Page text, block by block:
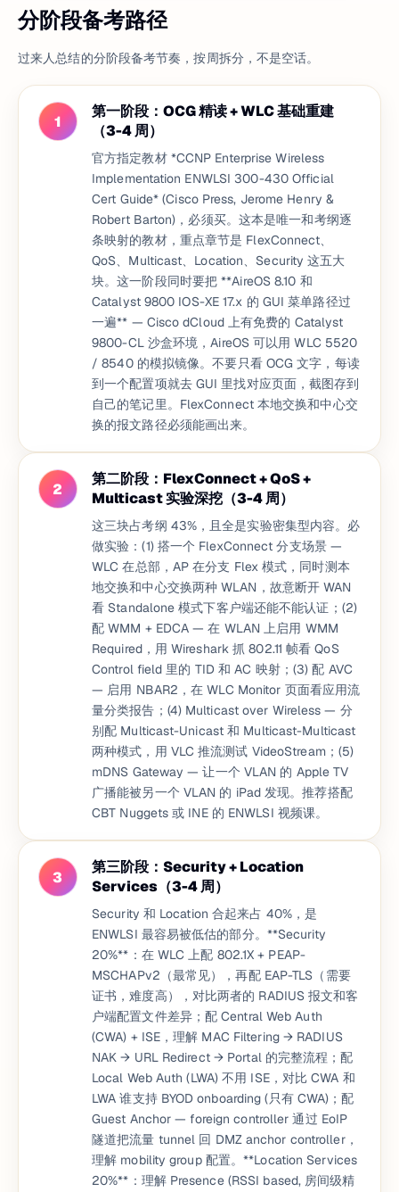
分阶段备考路径
过来人总结的分阶段备考节奏，按周拆分，不是空话。
1
第一阶段：OCG 精读 + WLC 基础重建
（3-4 周）
官方指定教材 *CCNP Enterprise Wireless
Implementation ENWLSI 300-430 Official
Cert Guide* (Cisco Press, Jerome Henry &
Robert Barton)，必须买。这本是唯一和考纲逐
条映射的教材，重点章节是 FlexConnect、
QoS、Multicast、Location、Security 这五大
块。这一阶段同时要把 **AireOS 8.10 和
Catalyst 9800 IOS-XE 17.x 的 GUI 菜单路径过
一遍** — Cisco dCloud 上有免费的 Catalyst
9800-CL 沙盒环境，AireOS 可以用 WLC 5520
/ 8540 的模拟镜像。不要只看 OCG 文字，每读
到一个配置项就去 GUI 里找对应页面，截图存到
自己的笔记里。FlexConnect 本地交换和中心交
换的报文路径必须能画出来。
2
第二阶段：FlexConnect + QoS +
Multicast 实验深挖（3-4 周）
这三块占考纲 43%，且全是实验密集型内容。必
做实验：(1) 搭一个 FlexConnect 分支场景 —
WLC 在总部，AP 在分支 Flex 模式，同时测本
地交换和中心交换两种 WLAN，故意断开 WAN
看 Standalone 模式下客户端还能不能认证；(2)
配 WMM + EDCA — 在 WLAN 上启用 WMM
Required，用 Wireshark 抓 802.11 帧看 QoS
Control field 里的 TID 和 AC 映射；(3) 配 AVC
— 启用 NBAR2，在 WLC Monitor 页面看应用流
量分类报告；(4) Multicast over Wireless — 分
别配 Multicast-Unicast 和 Multicast-Multicast
两种模式，用 VLC 推流测试 VideoStream；(5)
mDNS Gateway — 让一个 VLAN 的 Apple TV
广播能被另一个 VLAN 的 iPad 发现。推荐搭配
CBT Nuggets 或 INE 的 ENWLSI 视频课。
3
第三阶段：Security + Location
Services（3-4 周）
Security 和 Location 合起来占 40%，是
ENWLSI 最容易被低估的部分。**Security
20%**：在 WLC 上配 802.1X + PEAP-
MSCHAPv2（最常见），再配 EAP-TLS（需要
证书，难度高），对比两者的 RADIUS 报文和客
户端配置文件差异；配 Central Web Auth
(CWA) + ISE，理解 MAC Filtering → RADIUS
NAK → URL Redirect → Portal 的完整流程；配
Local Web Auth (LWA) 不用 ISE，对比 CWA 和
LWA 谁支持 BYOD onboarding (只有 CWA)；配
Guest Anchor — foreign controller 通过 EoIP
隧道把流量 tunnel 回 DMZ anchor controller，
理解 mobility group 配置。**Location Services
20%**：理解 Presence (RSSI based, 房间级精